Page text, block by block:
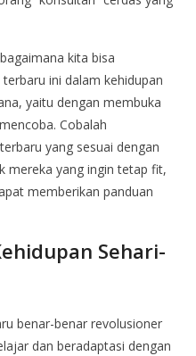
kita bisa
ini dalam kehidupan
yaitu dengan membuka
Cobalah
yang sesuai dengan
mereka yang ingin tetap fit,
memberikan panduan
Sehari-
benar-benar revolusioner
dan beradaptasi dengan